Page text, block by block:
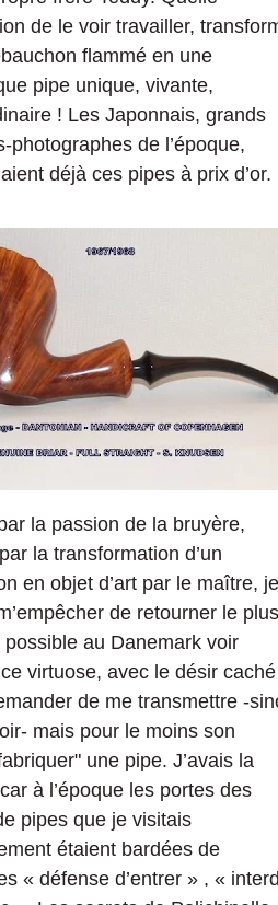
de le voir travailler,
flammé en une
pipe unique, vivante,
! Les Japonnais, grands
photographes de l’époque,
déjà ces pipes à prix d’or.
la passion de la bruyère,
la transformation d’un
en objet d’art par le maître, je
de retourner le plus
possible au Danemark voir
virtuose, avec le désir caché
de me transmettre -
mais pour le moins son
une pipe. J’avais la
à l’époque les portes des
pipes que je visitais
étaient bardées de
« défense d’entrer » , «